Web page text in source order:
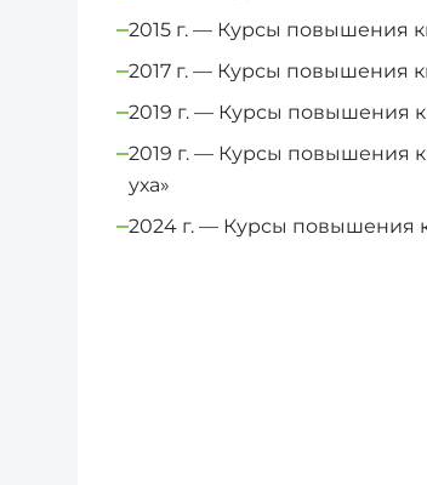
2015 г. — Курсы повышения
2017 г. — Курсы повышения
2019 г. — Курсы повышения
2019 г. — Курсы повышения
уха»
2024 г. — Курсы повышения